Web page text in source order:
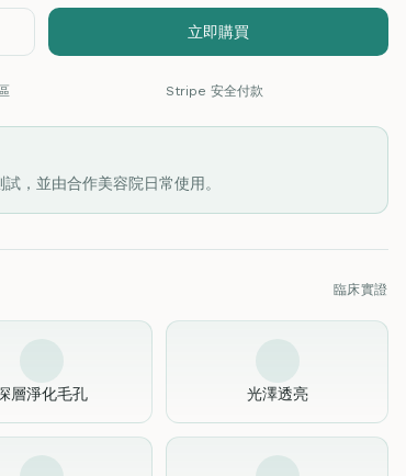
立即購買
Stripe 安全付款
，並由合作美容院日常使用。
臨床實證
層淨化毛孔 光澤透亮